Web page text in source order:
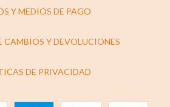
Y MEDIOS DE PAGO
CAMBIOS Y DEVOLUCIONES
DE PRIVACIDAD